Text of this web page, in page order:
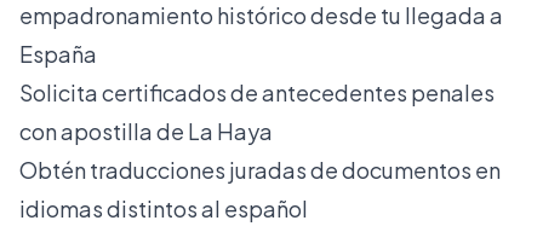
empadronamiento histórico desde tu llegada a
España
Solicita certificados de antecedentes penales
con apostilla de La Haya
Obtén traducciones juradas de documentos en
idiomas distintos al español